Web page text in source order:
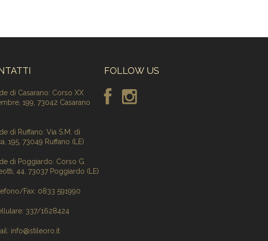
di Casarano: Corso XX
199, 73042 Casarano
di Ruffano: Via S.M. di
195, 73049 Ruffano (LE)
di Poggiardo: Corso G.
44, 73037 Poggiardo (LE)
Fax: 0833 591990
337/1628424
info@stileoro.it
FOLLOW US